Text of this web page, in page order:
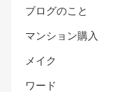
ブログのこと
マンション購入
メイク
ワード